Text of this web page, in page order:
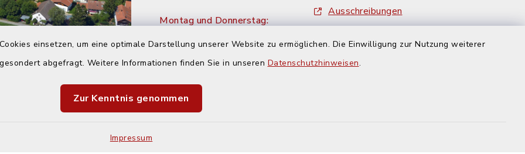
einsetzen, um eine optimale Darstellung unserer Website zu ermöglichen. Die Einwilligung zur Nutzung weiterer
abgefragt. Weitere Informationen finden Sie in unseren Datenschutzhinweisen.
Zur Kenntnis genommen
Impressum
Montag und Donnerstag:
14:00-16:00 Uhr
Dienstag:
14:00-18:00 Uhr
Ausschreibungen